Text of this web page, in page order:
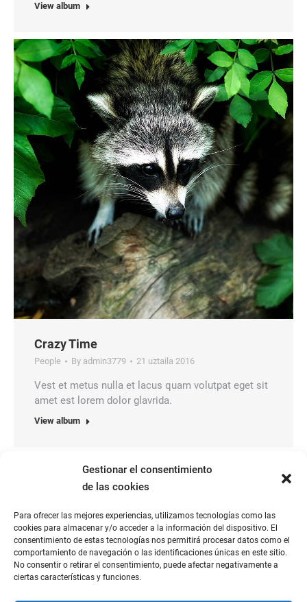
Gestionar el consentimiento
de las cookies
Para ofrecer las mejores experiencias, utilizamos tecnologías como las
cookies para almacenar y/o acceder a la información del dispositivo. El
consentimiento de estas tecnologías nos permitirá procesar datos como el
comportamiento de navegación o las identificaciones únicas en este sitio.
No consentir o retirar el consentimiento, puede afectar negativamente a
ciertas características y funciones.
View album
Crazy Time
People By admin3779 21 uztaila 2016
Vest et metus nulla et lacus quam volutpat eget sit
amet est lorem dolor glavrida.
View album